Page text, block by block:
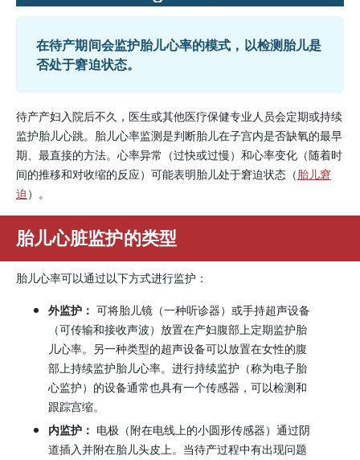
在待产期间会监护胎儿心率的模式，以检测胎儿是
否处于窘迫状态。
待产产妇入院后不久，医生或其他医疗保健专业人员会定期或持续
监护胎儿心跳。胎儿心率监测是判断胎儿在子宫内是否缺氧的最早
期、最直接的方法。心率异常（过快或过慢）和心率变化（随着时
间的推移和对收缩的反应）可能表明胎儿处于窘迫状态（胎儿窘
迫 ）。
胎儿心脏监护的类型
胎儿心率可以通过以下方式进行监护：
外监护： 可将胎儿镜（一种听诊器）或手持超声设备
（可传输和接收声波）放置在产妇腹部上定期监护胎
儿心率。另一种类型的超声设备可以放置在女性的腹
部上持续监护胎儿心率。进行持续监护（称为电子胎
心监护）的设备通常也具有一个传感器，可以检测和
跟踪宫缩。
内监护： 电极（附在电线上的小圆形传感器）通过阴
道插入并附在胎儿头皮上。当待产过程中有出现问题